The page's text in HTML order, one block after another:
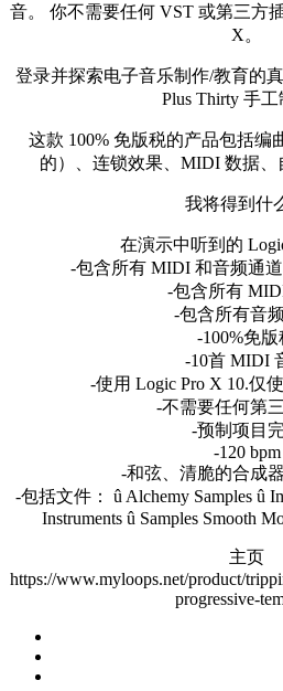
音。 你不需要任何 VST 或第三方
X。
登录并探索电子音乐制作/教育的
Plus Thirty 手工
这款 100% 免版税的产品包括编
的）、连锁效果、MIDI 数据、
我将得到什
在演示中听到的
-包含所有 MIDI 和音频通
-包含所有
-包含所有音
-100%免版
-10首 MIDI
-使用 Logic Pro X 10.仅
-不需要任何第
-预制项目
-120 bpm
-和弦、清脆的合成
-包括文件： û Alchemy Samples û
Instruments û Samples Smooth
主页
https://www.myloops.net/product/
progressive-